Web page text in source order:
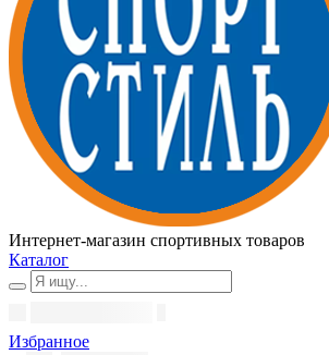
Интернет-магазин спортивных товаров
Каталог
Избранное